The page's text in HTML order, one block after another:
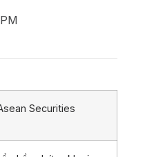
Securities